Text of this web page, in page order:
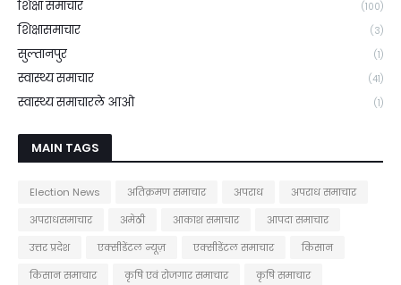
शिक्षा समाचार (100)
शिक्षासमाचार (3)
सुल्तानपुर (1)
स्वास्थ्य समाचार (41)
स्वास्थ्य समाचारले आओ (1)
MAIN TAGS
Election News अतिक्रमण समाचार अपराध
अपराध समाचार
अपराधसमाचार
अमेठी आकाश समाचार
आपदा समाचार
उत्तर प्रदेश
एक्सीडेंटल न्यूज़ एक्सीडेंटल समाचार
किसान
किसान समाचार
कृषि एवं रोजगार समाचार
कृषि समाचार